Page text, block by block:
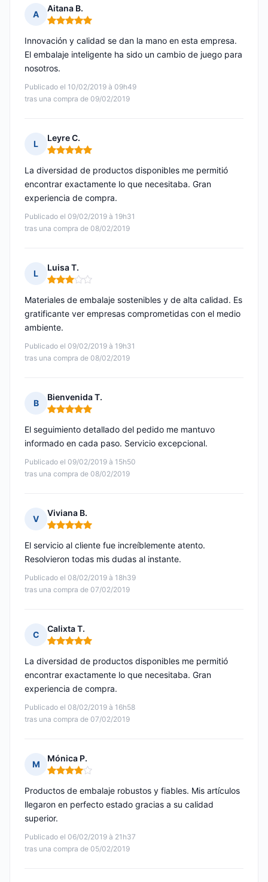
A
Aitana B.
Nota: 5 de 5
Publicado el 10/02/2019 à 09h49
tras una compra de 09/02/2019
Innovación y calidad se dan la mano en esta empresa.
El embalaje inteligente ha sido un cambio de juego para
nosotros.
L
Leyre C.
Nota: 5 de 5
Publicado el 09/02/2019 à 19h31
tras una compra de 08/02/2019
La diversidad de productos disponibles me permitió
encontrar exactamente lo que necesitaba. Gran
experiencia de compra.
L
Luisa T.
Nota: 3 de 5
Publicado el 09/02/2019 à 19h31
tras una compra de 08/02/2019
Materiales de embalaje sostenibles y de alta calidad. Es
gratificante ver empresas comprometidas con el medio
ambiente.
B
Bienvenida T.
Nota: 5 de 5
Publicado el 09/02/2019 à 15h50
tras una compra de 08/02/2019
El seguimiento detallado del pedido me mantuvo
informado en cada paso. Servicio excepcional.
V
Viviana B.
Nota: 5 de 5
Publicado el 08/02/2019 à 18h39
tras una compra de 07/02/2019
El servicio al cliente fue increíblemente atento.
Resolvieron todas mis dudas al instante.
C
Calixta T.
Nota: 5 de 5
Publicado el 08/02/2019 à 16h58
tras una compra de 07/02/2019
La diversidad de productos disponibles me permitió
encontrar exactamente lo que necesitaba. Gran
experiencia de compra.
M
Mónica P.
Nota: 4 de 5
Publicado el 06/02/2019 à 21h37
tras una compra de 05/02/2019
Productos de embalaje robustos y fiables. Mis artículos
llegaron en perfecto estado gracias a su calidad
superior.